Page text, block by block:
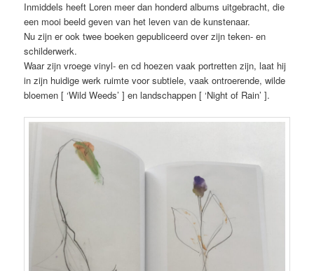
Inmiddels heeft Loren meer dan honderd albums uitgebracht, die
een mooi beeld geven van het leven van de kunstenaar.
Nu zijn er ook twee boeken gepubliceerd over zijn teken- en
schilderwerk.
Waar zijn vroege vinyl- en cd hoezen vaak portretten zijn, laat hij
in zijn huidige werk ruimte voor subtiele, vaak ontroerende, wilde
bloemen [ ‘Wild Weeds’ ] en landschappen [ ‘Night of Rain’ ].